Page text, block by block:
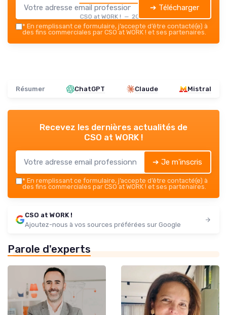
CSO at WORK ! — 2026
➔ Télécharger
* En remplissant ce formulaire, j’accepte d’être contacté(e) à
des fins commerciales par CSO at WORK ! et ses partenaires.
Résumer ChatGPT Claude Mistral
Recevez les dernières actualités de
CSO at WORK !
➔ Je m'inscris
* En remplissant ce formulaire, j’accepte d’être contacté(e) à
des fins commerciales par CSO at WORK ! et ses partenaires.
CSO at WORK !
Ajoutez-nous à vos sources préférées sur Google
Parole d'experts